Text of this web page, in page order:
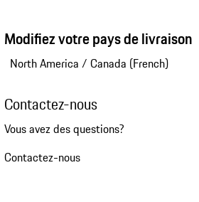
Modifiez votre pays de livraison
North America / Canada (French)
Contactez-nous
Vous avez des questions?
Contactez-nous